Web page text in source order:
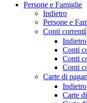
Persone e Famiglie
Indietro
Persone e
Conti correnti
Indietro
Conti
Conti
Conti
Carte di
Indietro
Carte